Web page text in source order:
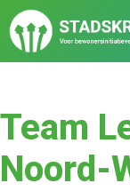
Team
Noord-